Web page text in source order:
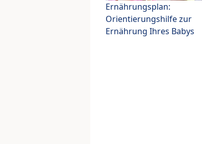
Ernährungsplan:
Orientierungshilfe zur
Ernährung Ihres Babys